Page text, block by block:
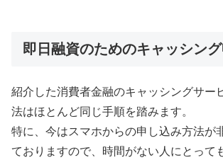
即日融資のためのキャッシン
紹介した消費者金融のキャッシングサー
法はほとんど同じ手順を踏みます。
特に、今はスマホからの申し込み方法が
ておりますので、時間がない人にとって